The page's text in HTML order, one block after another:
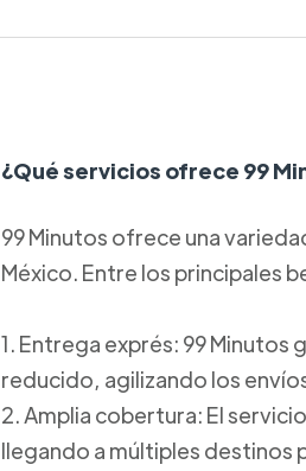
¿Qué servicios ofrece 99
99 Minutos ofrece una
México. Entre los principales
1. Entrega exprés: 99
reducido, agilizando los
2. Amplia cobertura: El
llegando a múltiples destinos